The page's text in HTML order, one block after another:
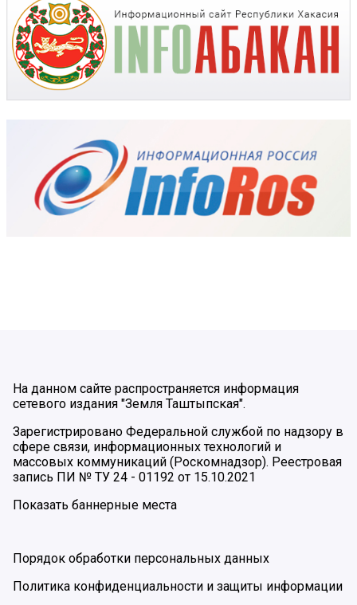
На данном сайте распространяется информация
сетевого издания "Земля Таштыпская".
Зарегистрировано Федеральной службой по надзору в
сфере связи, информационных технологий и
массовых коммуникаций (Роскомнадзор). Реестровая
запись ПИ № ТУ 24 - 01192 от 15.10.2021
Показать баннерные места
Порядок обработки персональных данных
Политика конфиденциальности и защиты информации